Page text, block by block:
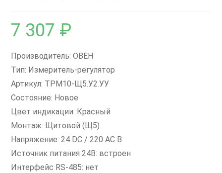
7 307 ₽
Производитель: ОВЕН
Тип: Измеритель-регулятор
Артикул: ТРМ10-Щ5.У2.УУ
Состояние: Новое
Цвет индикации: Красный
Монтаж: Щитовой (Щ5)
Напряжение: 24 DC / 220 AC В
Источник питания 24В: встроен
Интерфейс RS-485: нет